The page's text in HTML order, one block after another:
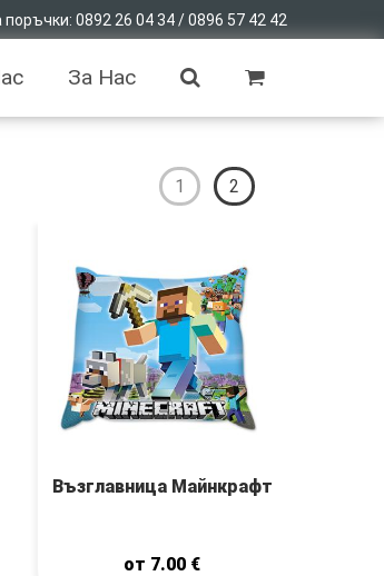
поръчки: 0892 26 04 34 / 0896 57 42 42
За Нас
1 2
Възглавница Майнкрафт
от 7.00 €